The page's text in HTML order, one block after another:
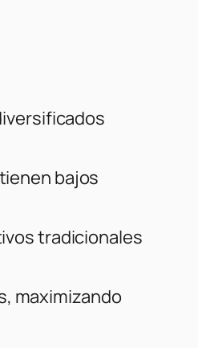
bajos
tradicionales
maximizando